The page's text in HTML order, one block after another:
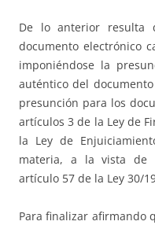
De lo anterior resulta
documento electrónico
imponiéndose la
auténtico del
presunción para los
artículos 3 de la Ley de
la Ley de
materia, a la vista de
artículo 57 de la Ley 30/
Para finalizar afirmando